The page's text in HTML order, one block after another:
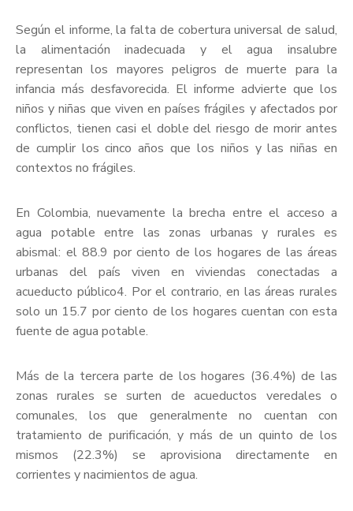
Según el informe, la falta de cobertura universal de salud,
la alimentación inadecuada y el agua insalubre
representan los mayores peligros de muerte para la
infancia más desfavorecida. El informe advierte que los
niños y niñas que viven en países frágiles y afectados por
conflictos, tienen casi el doble del riesgo de morir antes
de cumplir los cinco años que los niños y las niñas en
contextos no frágiles.
En Colombia, nuevamente la brecha entre el acceso a
agua potable entre las zonas urbanas y rurales es
abismal: el 88.9 por ciento de los hogares de las áreas
urbanas del país viven en viviendas conectadas a
acueducto público4. Por el contrario, en las áreas rurales
solo un 15.7 por ciento de los hogares cuentan con esta
fuente de agua potable.
Más de la tercera parte de los hogares (36.4%) de las
zonas rurales se surten de acueductos veredales o
comunales, los que generalmente no cuentan con
tratamiento de purificación, y más de un quinto de los
mismos (22.3%) se aprovisiona directamente en
corrientes y nacimientos de agua.